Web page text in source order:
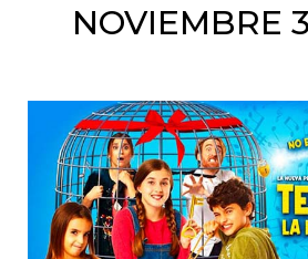
NOVIEMBRE